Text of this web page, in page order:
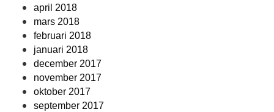
april 2018
mars 2018
februari 2018
januari 2018
december 2017
november 2017
oktober 2017
september 2017